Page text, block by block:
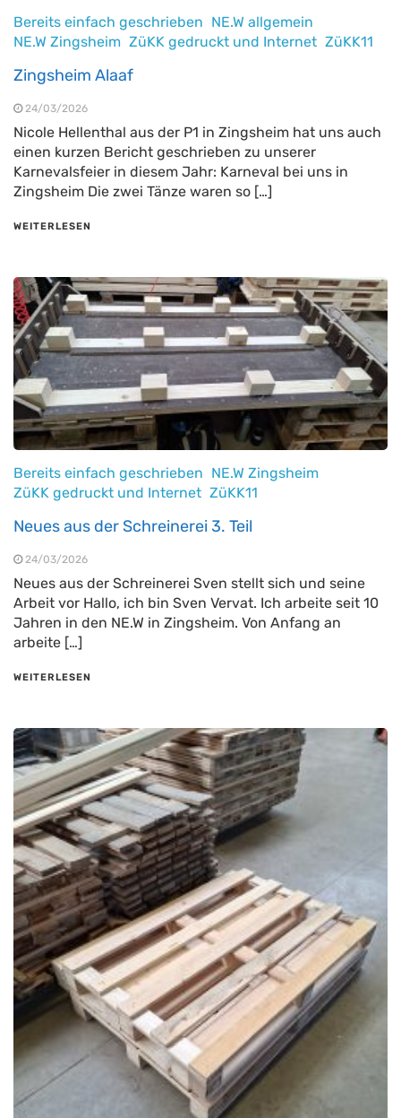
Bereits einfach geschrieben NE.W allgemein
NE.W Zingsheim ZüKK gedruckt und Internet ZüKK11
Zingsheim Alaaf
24/03/2026
Nicole Hellenthal aus der P1 in Zingsheim hat uns auch
einen kurzen Bericht geschrieben zu unserer
Karnevalsfeier in diesem Jahr: Karneval bei uns in
Zingsheim Die zwei Tänze waren so […]
WEITERLESEN
Bereits einfach geschrieben NE.W Zingsheim
ZüKK gedruckt und Internet ZüKK11
Neues aus der Schreinerei 3. Teil
24/03/2026
Neues aus der Schreinerei Sven stellt sich und seine
Arbeit vor Hallo, ich bin Sven Vervat. Ich arbeite seit 10
Jahren in den NE.W in Zingsheim. Von Anfang an
arbeite […]
WEITERLESEN